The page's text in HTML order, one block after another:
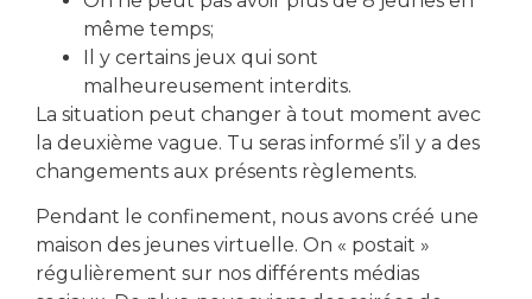
même temps;
Il y certains jeux qui sont
malheureusement interdits.
La situation peut changer à tout moment avec
la deuxième vague. Tu seras informé s’il y a des
changements aux présents règlements.
Pendant le confinement, nous avons créé une
maison des jeunes virtuelle. On « postait »
régulièrement sur nos différents médias